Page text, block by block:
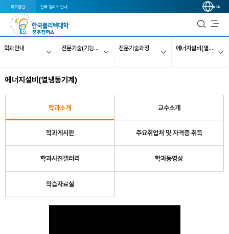
학교법인 전국 캠퍼스 안내 KOR
학과안내 전문기술(기능사) 1년 과정 전문기술과정 에너지설비(열냉동기계)
에너지설비(열냉동기계)
학과소개 교수소개
학과게시판 주요취업처 및 자격증 취득
학과사진갤러리 학과동영상
학습자료실